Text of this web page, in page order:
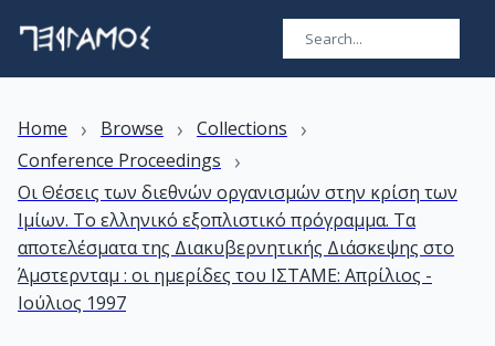
Home › Browse › Collections ›
Conference Proceedings ›
Οι Θέσεις των διεθνών οργανισμών στην κρίση των
Ιμίων. Το ελληνικό εξοπλιστικό πρόγραμμα. Τα
αποτελέσματα της Διακυβερνητικής Διάσκεψης στο
Άμστερνταμ : οι ημερίδες του ΙΣΤΑΜΕ: Απρίλιος -
Ιούλιος 1997